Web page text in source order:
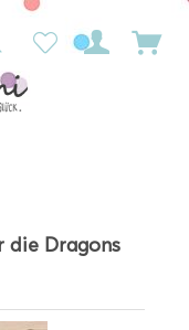
die Dragons